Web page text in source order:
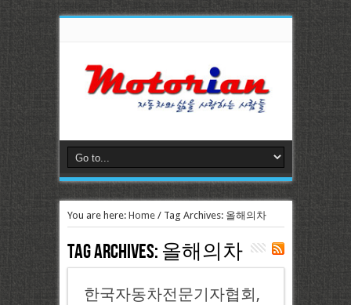
You are here: Home/ Tag Archives: 올해의차
Tag Archives: 올해의차
한국자동차전문기자협회,